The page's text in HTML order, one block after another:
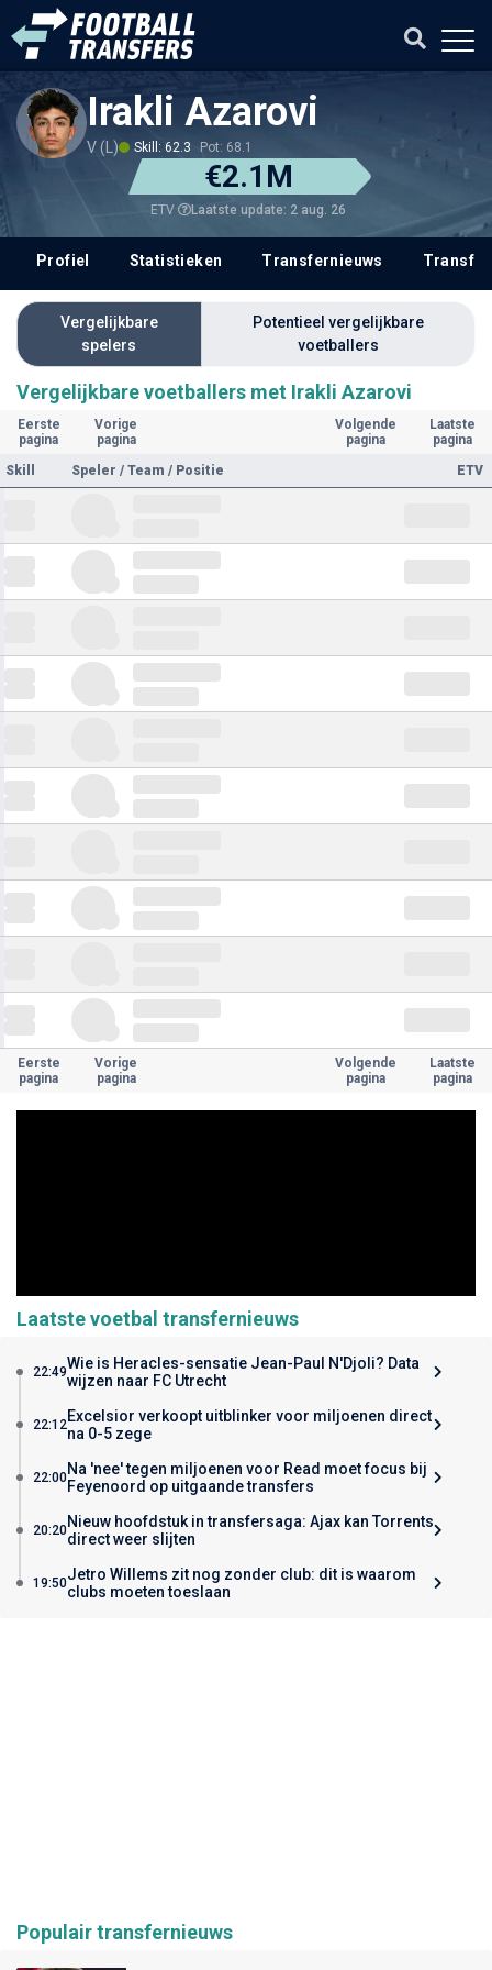
Irakli Azarovi
V (L) Skill: 62.3 Pot: 68.1
€2.1M
ETV Laatste update: 2 aug. 26
Profiel Statistieken Transfernieuws
Vergelijkbare
spelers
Potentieel vergelijkbare
voetballers
Vergelijkbare voetballers met Irakli Azarovi
Eerste
pagina
Vorige
pagina
Volgende
pagina
Laatste
pagina
Skill
Speler / Team / Positie ETV
Eerste
pagina
Vorige
pagina
Volgende
pagina
Laatste
pagina
Laatste voetbal transfernieuws
22:49Wie is Heracles-sensatie Jean-Paul N'Djoli? Data
wijzen naar FC Utrecht
22:12Excelsior verkoopt uitblinker voor miljoenen direct
na 0-5 zege
22:00Na 'nee' tegen miljoenen voor Read moet focus bij
Feyenoord op uitgaande transfers
20:20Nieuw hoofdstuk in transfersaga: Ajax kan Torrents
direct weer slijten
19:50Jetro Willems zit nog zonder club: dit is waarom
clubs moeten toeslaan
Populair transfernieuws